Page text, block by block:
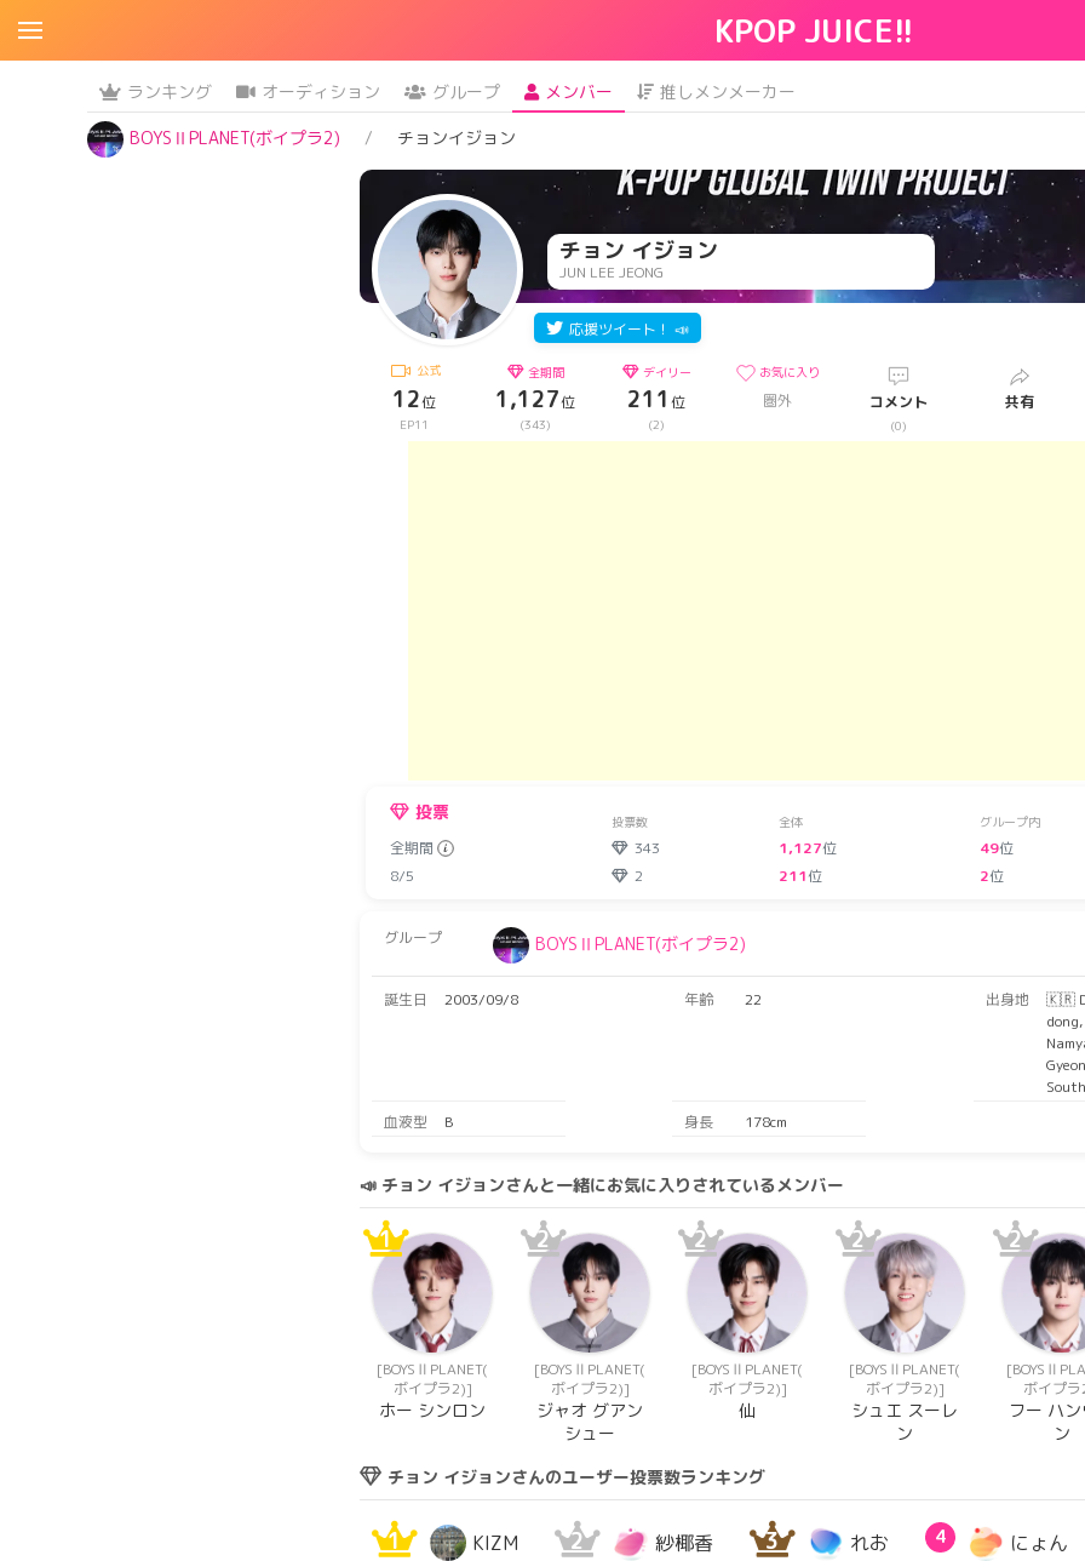
KPOP JUICE!!
ランキング オーディション グループ メンバー
推しメンメーカー
BOYSⅡPLANET(ボイプラ2)
チョンイジョン
チョン イジョン
JUN LEE JEONG
応援ツイート！ 📣
公式
12位
EP11
全期間
1,127位
(343)
デイリー
211 位
(2)
お気に入り
圏外 コメント
(0)
共有
投票 投票数 全体 グループ内
全期間 343 1,127位 49位
8/5
2 211位 2位
グループ BOYSⅡPLANET(ボイプラ2)
誕生日 2003/09/8 年齢 22 出身地
🇰🇷
dong,
血液型
B 身長 178cm
📣 チョン イジョンさんと一緒にお気に入りされているメンバー
1
[BOYSⅡPLANET(
ボイプラ2)]
ホー シンロン
2
[BOYSⅡPLANET(
ボイプラ2)]
ジャオ グアン
シュー
2
[BOYSⅡPLANET(
ボイプラ2)]
仙
2
[BOYSⅡPLANET(
ボイプラ2)]
シュエ スーレ
ン
2
ボイプ
フー ハ
ン
チョン イジョンさんのユーザー投票数ランキング
1 KIZM 2 紗椰香 3 れお 4 にょん